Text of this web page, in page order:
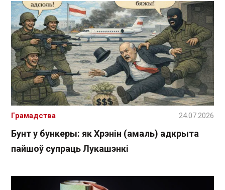
Бунт у бункеры: як Хрэнін (амаль) адкрыта
пайшоў супраць Лукашэнкі
Грамадства 24.07.2026